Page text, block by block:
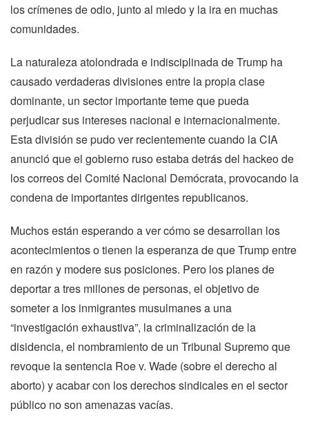
los crímenes de odio, junto al miedo y la ira en muchas
comunidades.
La naturaleza atolondrada e indisciplinada de Trump ha
causado verdaderas divisiones entre la propia clase
dominante, un sector importante teme que pueda
perjudicar sus intereses nacional e internacionalmente.
Esta división se pudo ver recientemente cuando la CIA
anunció que el gobierno ruso estaba detrás del hackeo de
los correos del Comité Nacional Demócrata, provocando la
condena de importantes dirigentes republicanos.
Muchos están esperando a ver cómo se desarrollan los
acontecimientos o tienen la esperanza de que Trump entre
en razón y modere sus posiciones. Pero los planes de
deportar a tres millones de personas, el objetivo de
someter a los inmigrantes musulmanes a una
“investigación exhaustiva”, la criminalización de la
disidencia, el nombramiento de un Tribunal Supremo que
revoque la sentencia Roe v. Wade (sobre el derecho al
aborto) y acabar con los derechos sindicales en el sector
público no son amenazas vacías.